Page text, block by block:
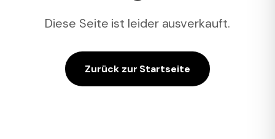
Diese Seite ist leider ausverkauft.
Zurück zur Startseite